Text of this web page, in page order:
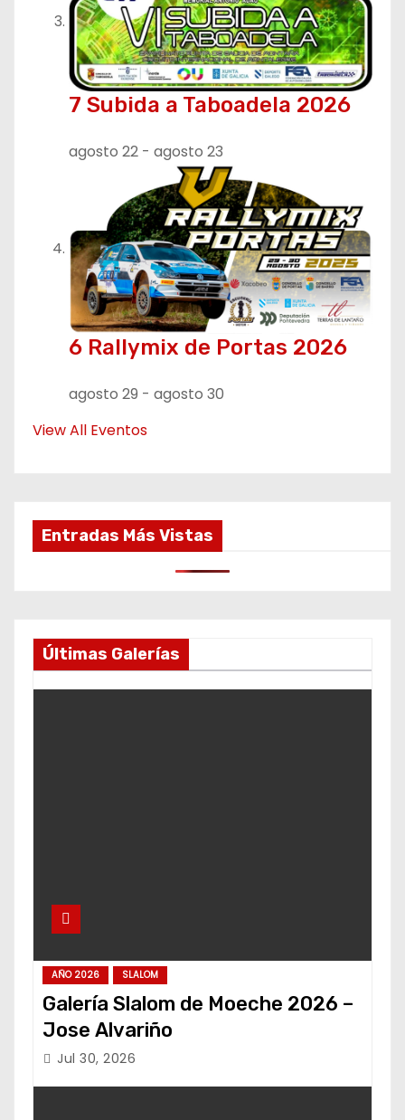
7 Subida a Taboadela 2026
agosto 22 - agosto 23
6 Rallymix de Portas 2026
agosto 29 - agosto 30
View All Eventos
Entradas Más Vistas
Últimas Galerías
AÑO 2026 SLALOM
Galería Slalom de Moeche 2026 –
Jose Alvariño
Jul 30, 2026